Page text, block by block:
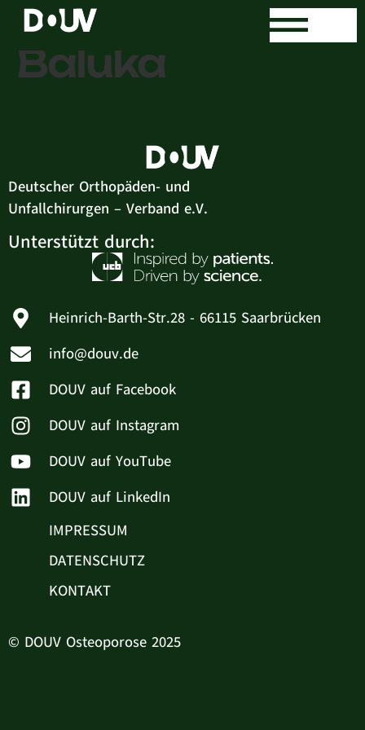
Dr. med. Balazs
Baluka
Deutscher Orthopäden- und
Unfallchirurgen – Verband e.V.
Unterstützt durch:
Heinrich-Barth-Str.28 - 66115 Saarbrücken
info@douv.de
DOUV auf Facebook
DOUV auf Instagram
DOUV auf YouTube
DOUV auf LinkedIn
IMPRESSUM
DATENSCHUTZ
KONTAKT
© DOUV Osteoporose 2025